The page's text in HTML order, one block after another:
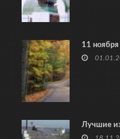
11
Лучшие